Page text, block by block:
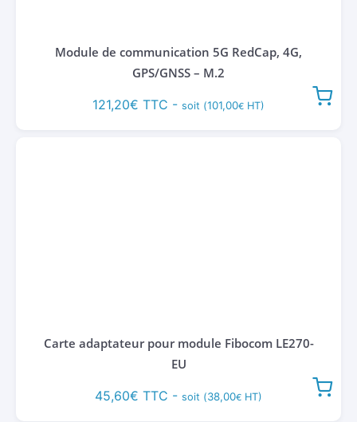
Module de communication 5G RedCap, 4G,
GPS/GNSS – M.2
121,20€ TTC - soit (101,00€ HT)
Carte adaptateur pour module Fibocom LE270-
EU
45,60€ TTC - soit (38,00€ HT)